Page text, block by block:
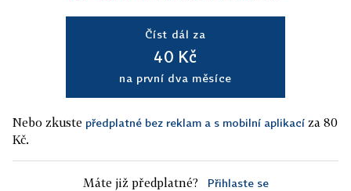
Číst dál za
40 Kč
na první dva měsíce
Nebo zkuste předplatné bez reklam a s mobilní aplikací za 80
Kč.
Máte již předplatné? Přihlaste se